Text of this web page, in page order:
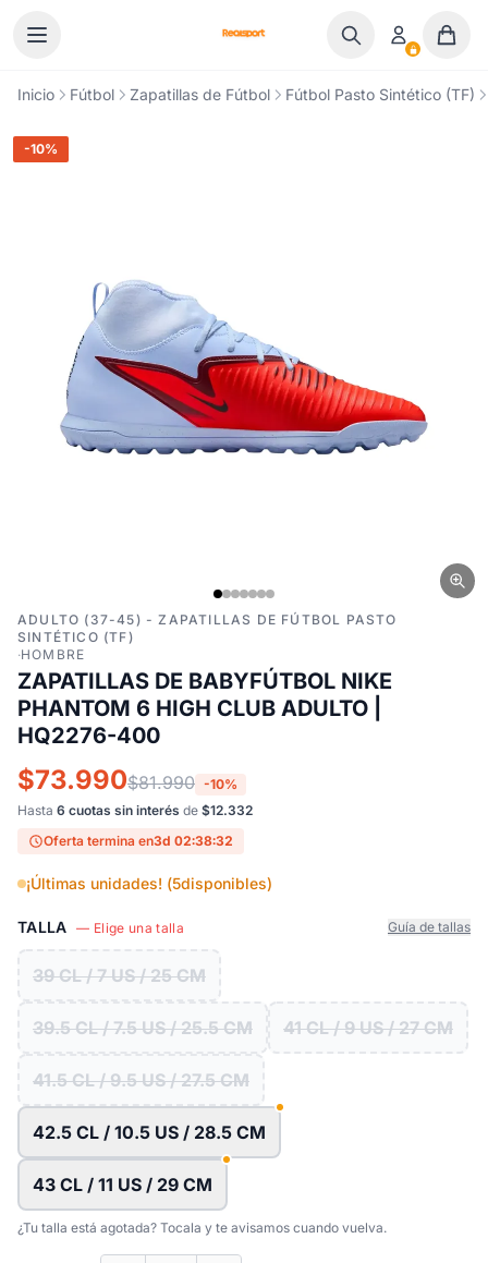
Inicio Fútbol Zapatillas de Fútbol Fútbol Pasto Sintético (TF)
-10%
ADULTO (37-45) - ZAPATILLAS DE FÚTBOL PASTO
SINTÉTICO (TF)
·HOMBRE
ZAPATILLAS DE BABYFÚTBOL NIKE
PHANTOM 6 HIGH CLUB ADULTO |
HQ2276-400
$73.990$81.990 -10%
Hasta 6 cuotas sin interés de $12.332
Oferta termina en3d 02:38:31
¡Últimas unidades! (5disponibles)
TALLA — Elige una talla Guía de tallas
39 CL / 7 US / 25 CM
39.5 CL / 7.5 US / 25.5 CM 41 CL / 9 US / 27 CM
41.5 CL / 9.5 US / 27.5 CM
42.5 CL / 10.5 US / 28.5 CM
43 CL / 11 US / 29 CM
¿Tu talla está agotada? Tocala y te avisamos cuando vuelva.